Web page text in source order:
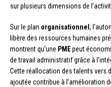
sur plusieurs dimensions de
Sur le plan organisationnel ,
libère des ressources humaines
montrent qu’une PMEpeut
de travail administratif grâce à
Cette réallocation des talents vers
ajoutée contribue à l’amélioration